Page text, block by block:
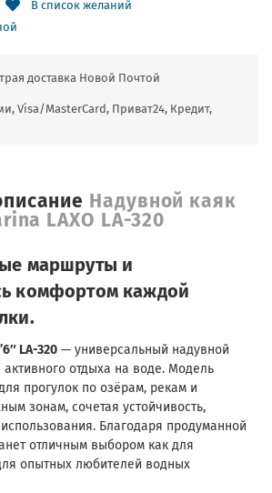
В список желаний
доставка Новой Почтой
Visa/MasterCard, Приват24, Кредит,
Надувной каяк
LAXO LA-320
маршруты и
комфортом каждой
LA-320 — универсальный надувной
отдыха на воде. Модель
прогулок по озёрам, рекам и
зонам, сочетая устойчивость,
Благодаря продуманной
отличным выбором как для
опытных любителей водных